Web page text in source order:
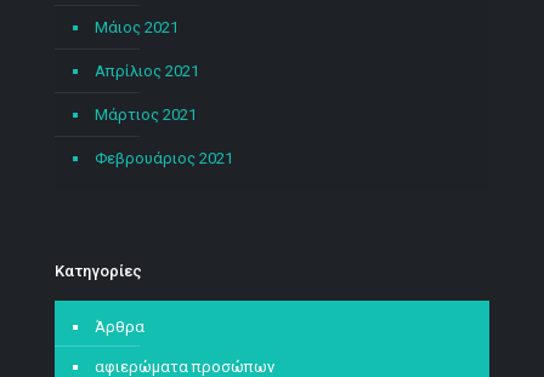
Μάιος 2021
Απρίλιος 2021
Μάρτιος 2021
Φεβρουάριος 2021
Kατηγορίες
Άρθρα
αφιερώματα προσώπων